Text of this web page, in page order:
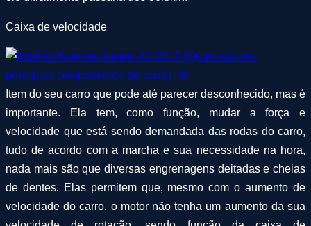
Caixa de velocidade
Item do seu carro que pode até parecer desconhecido, mas é
importante. Ela tem, como função, mudar a força e
velocidade que está sendo demandada das rodas do carro,
tudo de acordo com a marcha e sua necessidade na hora,
nada mais são que diversas engrenagens deitadas e cheias
de dentes. Elas permitem que, mesmo com o aumento de
velocidade do carro, o motor não tenha um aumento da sua